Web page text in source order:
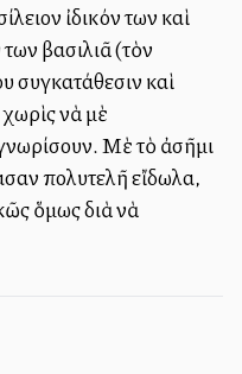
ἰδικόν των καὶ
βασιλιᾶ (τὸν
συγκατάθεσιν καὶ
νὰ μὲ
Μὲ τὸ ἀσῆμι
πολυτελῆ εἴδωλα,
ὅμως διὰ νὰ